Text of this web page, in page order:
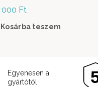
000 Ft
Kosárba teszem
Egyenesen a
gyártótól